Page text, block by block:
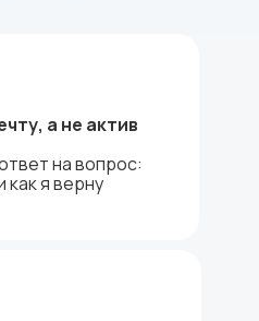
а не актив
на вопрос:
как я верну